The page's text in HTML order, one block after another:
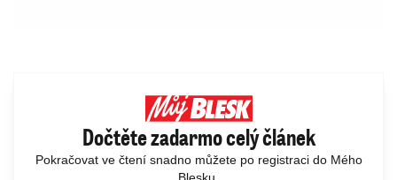
Dočtěte zadarmo celý článek
Pokračovat ve čtení snadno můžete po registraci do Mého